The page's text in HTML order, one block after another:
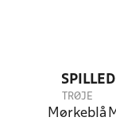
TRØJE
Mørkeblå